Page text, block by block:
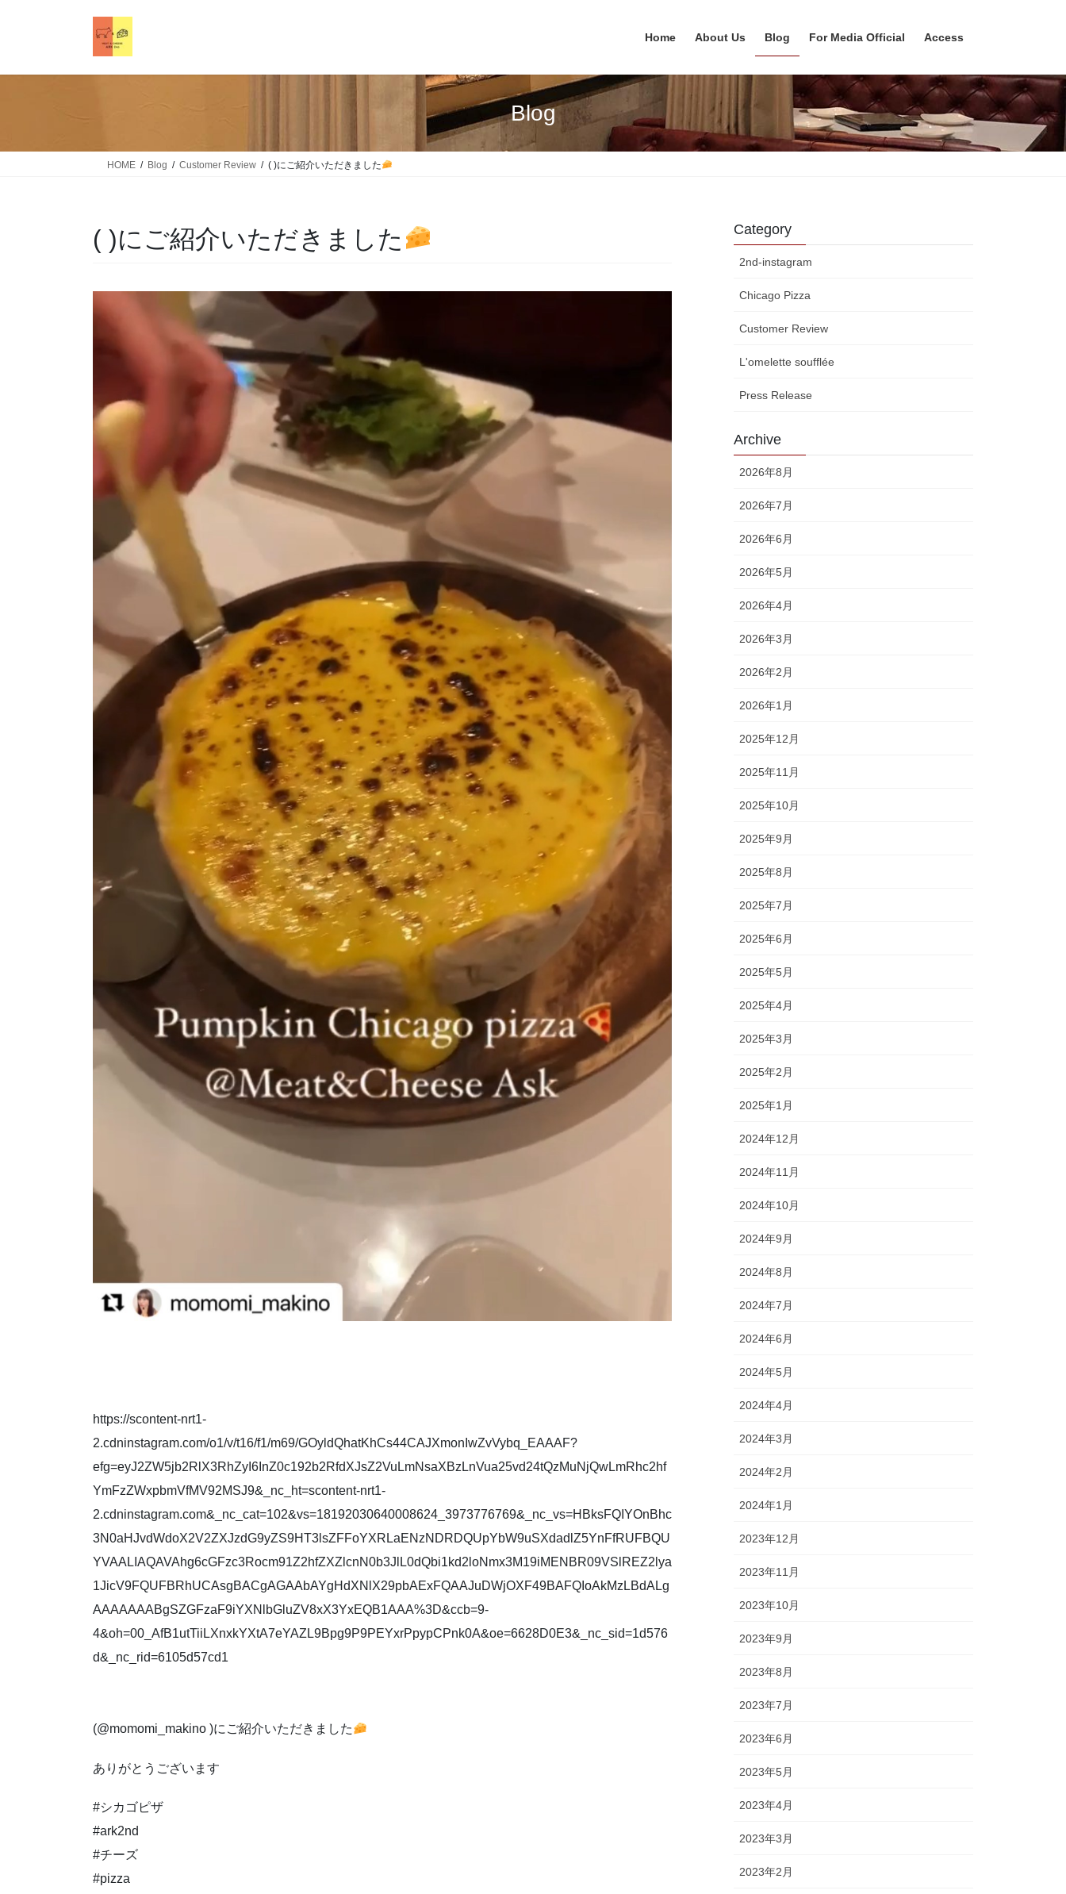
Home About Us Blog For Media Official Access
Blog
HOME Blog Customer Review ( )にご紹介いただきました
( )にご紹介いただきました
https://scontent-nrt1-
2.cdninstagram.com/o1/v/t16/f1/m69/GOyldQhatKhCs44CAJXmonIwZvVybq_EAAAF?
efg=eyJ2ZW5jb2RlX3RhZyI6InZ0c192b2RfdXJsZ2VuLmNsaXBzLnVua25vd24tQzMuNjQwLmRhc2hf
YmFzZWxpbmVfMV92MSJ9&_nc_ht=scontent-nrt1-
2.cdninstagram.com&_nc_cat=102&vs=18192030640008624_3973776769&_nc_vs=HBksFQIYOnBhc
3N0aHJvdWdoX2V2ZXJzdG9yZS9HT3lsZFFoYXRLaENzNDRDQUpYbW9uSXdadlZ5YnFfRUFBQU
YVAALIAQAVAhg6cGFzc3Rocm91Z2hfZXZlcnN0b3JlL0dQbi1kd2loNmx3M19iMENBR09VSlREZ2lya
1JicV9FQUFBRhUCAsgBACgAGAAbAYgHdXNlX29pbAExFQAAJuDWjOXF49BAFQIoAkMzLBdALg
AAAAAAABgSZGFzaF9iYXNlbGluZV8xX3YxEQB1AAA%3D&ccb=9-
4&oh=00_AfB1utTiiLXnxkYXtA7eYAZL9Bpg9P9PEYxrPpypCPnk0A&oe=6628D0E3&_nc_sid=1d576
d&_nc_rid=6105d57cd1
(@momomi_makino )にご紹介いただきました
ありがとうございます
#シカゴピザ
#ark2nd
#チーズ
#pizza
Category
2nd-instagram
Chicago Pizza
Customer Review
L'omelette soufflée
Press Release
Archive
2026年8月
2026年7月
2026年6月
2026年5月
2026年4月
2026年3月
2026年2月
2026年1月
2025年12月
2025年11月
2025年10月
2025年9月
2025年8月
2025年7月
2025年6月
2025年5月
2025年4月
2025年3月
2025年2月
2025年1月
2024年12月
2024年11月
2024年10月
2024年9月
2024年8月
2024年7月
2024年6月
2024年5月
2024年4月
2024年3月
2024年2月
2024年1月
2023年12月
2023年11月
2023年10月
2023年9月
2023年8月
2023年7月
2023年6月
2023年5月
2023年4月
2023年3月
2023年2月